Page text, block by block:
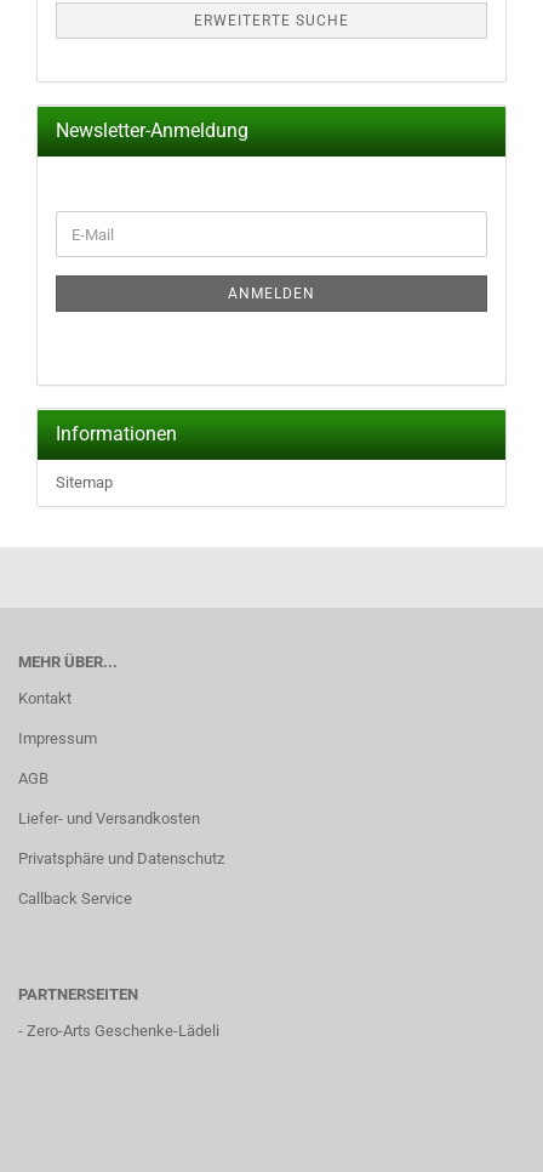
ERWEITERTE SUCHE
Newsletter-Anmeldung
ZUR
E-
Mail
ANMELDEN
Informationen
Sitemap
MEHR ÜBER...
Kontakt
Impressum
AGB
Liefer- und Versandkosten
Privatsphäre und Datenschutz
Callback Service
PARTNERSEITEN
- Zero-Arts Geschenke-Lädeli